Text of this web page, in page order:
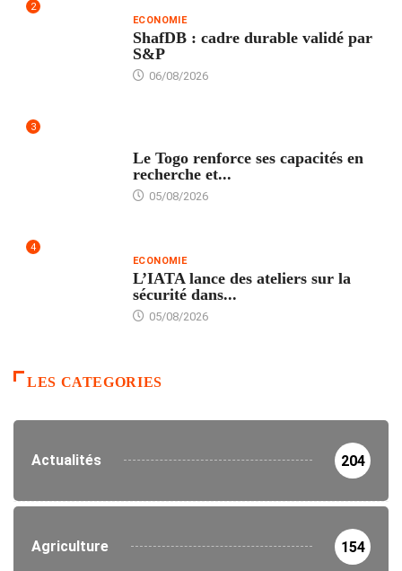
2
ECONOMIE
ShafDB : cadre durable validé par
S&P
06/08/2026
3
Le Togo renforce ses capacités en
recherche et...
05/08/2026
4
ECONOMIE
L’IATA lance des ateliers sur la
sécurité dans...
05/08/2026
LES CATEGORIES
Actualités 204
Agriculture 154